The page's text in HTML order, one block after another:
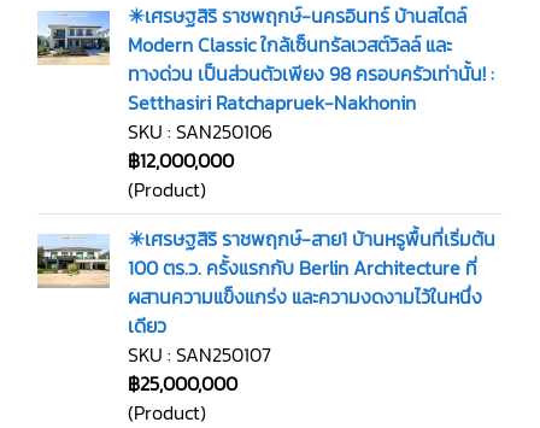
✴️เศรษฐสิริ ราชพฤกษ์-นครอินทร์ บ้านสไตล์
Modern Classic ใกล้เซ็นทรัลเวสต์วิลล์ และ
ทางด่วน เป็นส่วนตัวเพียง 98 ครอบครัวเท่านั้น! :
Setthasiri Ratchapruek-Nakhonin
SKU : SAN250106
฿12,000,000
(Product)
✴️เศรษฐสิริ ราชพฤกษ์-สาย1 บ้านหรูพื้นที่เริ่มต้น
100 ตร.ว. ครั้งแรกกับ Berlin Architecture ที่
ผสานความแข็งแกร่ง และความงดงามไว้ในหนึ่ง
เดียว
SKU : SAN250107
฿25,000,000
(Product)